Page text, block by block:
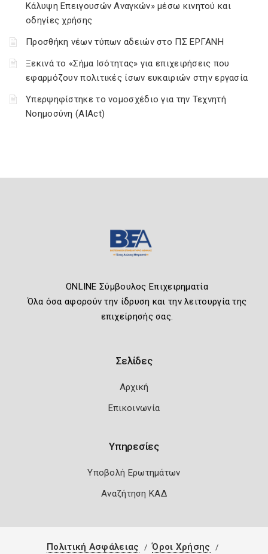
Κάλυψη Επειγουσών Αναγκών» μέσω κινητού και
οδηγίες χρήσης
Προσθήκη νέων τύπων αδειών στο ΠΣ ΕΡΓΑΝΗ
Ξεκινά το «Σήμα Ισότητας» για επιχειρήσεις που
εφαρμόζουν πολιτικές ίσων ευκαιριών στην εργασία
Υπερψηφίστηκε το νομοσχέδιο για την Τεχνητή
Νοημοσύνη (AIAct)
ONLINE Σύμβουλος Επιχειρηματία
Όλα όσα αφορούν την ίδρυση και την λειτουργία της
επιχείρησής σας.
Σελίδες
Αρχική
Επικοινωνία
Υπηρεσίες
Υποβολή Ερωτημάτων
Αναζήτηση ΚΑΔ
Πολιτική Ασφάλειας Όροι Χρήσης